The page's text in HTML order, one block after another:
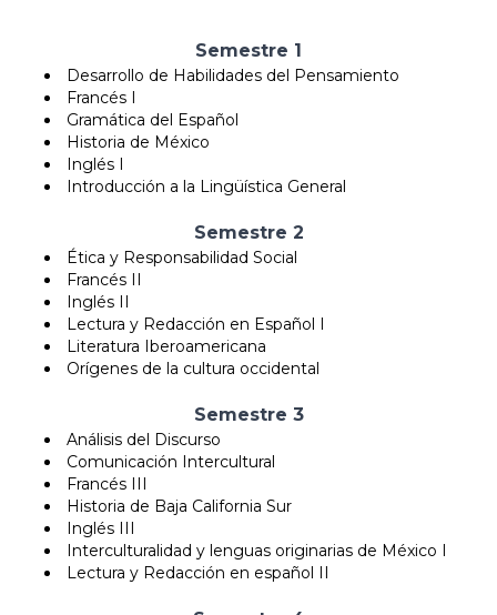
Semestre 1
Desarrollo de Habilidades del Pensamiento
Francés I
Gramática del Español
Historia de México
Inglés I
Introducción a la Lingüística General
Semestre 2
Ética y Responsabilidad Social
Francés II
Inglés II
Lectura y Redacción en Español I
Literatura Iberoamericana
Orígenes de la cultura occidental
Semestre 3
Análisis del Discurso
Comunicación Intercultural
Francés III
Historia de Baja California Sur
Inglés III
Interculturalidad y lenguas originarias de México I
Lectura y Redacción en español II